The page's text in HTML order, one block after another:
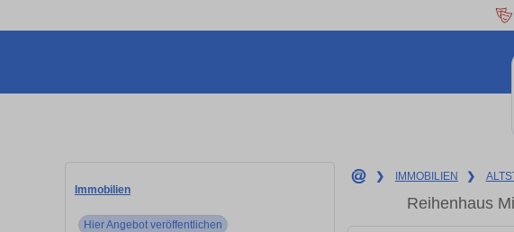
Immobilien
Hier Angebot veröffentlichen
❯ IMMOBILIEN ❯
Reihenhaus